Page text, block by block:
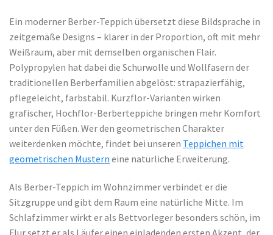
Ein moderner Berber-Teppich übersetzt diese Bildsprache in
zeitgemäße Designs – klarer in der Proportion, oft mit mehr
Weißraum, aber mit demselben organischen Flair.
Polypropylen hat dabei die Schurwolle und Wollfasern der
traditionellen Berberfamilien abgelöst: strapazierfähig,
pflegeleicht, farbstabil. Kurzflor-Varianten wirken
grafischer, Hochflor-Berberteppiche bringen mehr Komfort
unter den Füßen. Wer den geometrischen Charakter
weiterdenken möchte, findet bei unseren Teppichen mit
geometrischen Mustern eine natürliche Erweiterung.
Als Berber-Teppich im Wohnzimmer verbindet er die
Sitzgruppe und gibt dem Raum eine natürliche Mitte. Im
Schlafzimmer wirkt er als Bettvorleger besonders schön, im
Flur setzt er als Läufer einen einladenden ersten Akzent, der